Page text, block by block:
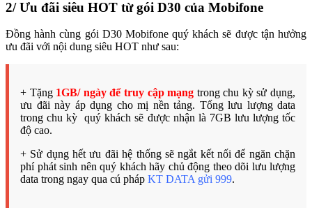
2/ Ưu đãi siêu HOT từ gói D30 của Mobifone
Đồng hành cùng gói D30 Mobifone quý khách sẽ được tận hưởng
ưu đãi với nội dung siêu HOT như sau:
+ Tặng1GB/ ngày để truy cập mạng trong chu kỳ sử dụng,
ưu đãi này áp dụng cho mị nền tảng. Tổng lưu lượng data
trong chu kỳ quý khách sẽ được nhận là 7GB lưu lượng tốc
độ cao.
+ Sử dụng hết ưu đãi hệ thống sẽ ngắt kết nối để ngăn chặn
phí phát sinh nên quý khách hãy chủ động theo dõi lưu lượng
data trong ngay qua cú pháp KT DATA gửi 999.